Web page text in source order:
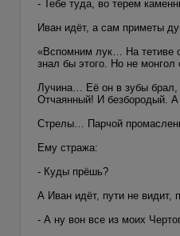
- Тебе туда, во терем
Иван идёт, а сам приметы
«Вспомним лук… На тетиве
знал бы этого. Но не
Лучина… Её он в зубы брал,
Отчаянный! И безбородый. А
Стрелы… Парчой
Ему стража:
- Куды прёшь?
А Иван идёт, пути не видит,
- А ну вон все из моих